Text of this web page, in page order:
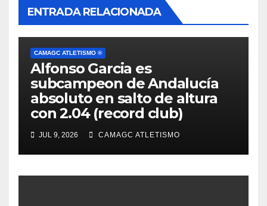
ENTRADA RELACIONADA
CAMAGC ATLETISMO ®
Alfonso Garcia es
subcampeon de Andalucía
absoluto en salto de altura
con 2.04 (record club)
JUL 9, 2026 CAMAGC ATLETISMO